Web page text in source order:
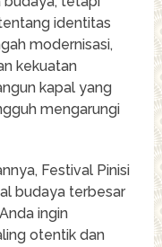
identitas
modernisasi,
kekuatan
kapal yang
mengarungi
Festival Pinisi
budaya terbesar
ingin
otentik dan